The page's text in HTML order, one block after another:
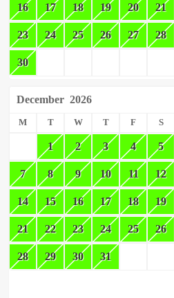
16 17 18 19 20 21
23 24 25 26 27 28
30
December 2026
M T W T F S
1 2 3 4 5
7 8 9 10 11 12
14 15 16 17 18 19
21 22 23 24 25 26
28 29 30 31